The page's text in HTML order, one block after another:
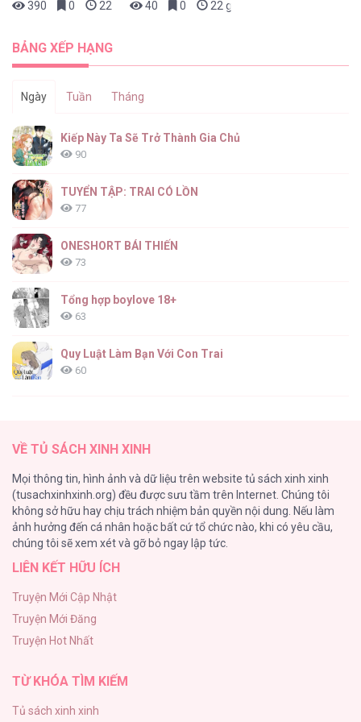
Chap 38
Chap 37
Chap 36
Chap 35
Công Việc Làm Thêm Hàng Ngày [...] –
Chap 34
390
0 22 giờ trước
40
0 22 giờ trước
BẢNG XẾP HẠNG
Ngày Tuần Tháng
Kiếp Này Ta Sẽ Trở Thành Gia Chủ
90
TUYỂN TẬP: TRAI CÓ LỒN
77
ONESHORT BÁI THIẾN
73
Tổng hợp boylove 18+
63
Quy Luật Làm Bạn Với Con Trai
60
50
Tuyển Tập Manhwa Ngắn Bạo Dăm
44
CẨN THẬN TRĂNG TRÒN THÁNG 3 ĐẤY
Con Tim Rung Động
41
VỀ TỦ SÁCH XINH XINH
Mọi thông tin, hình ảnh và dữ liệu trên website tủ sách xinh xinh
(tusachxinhxinh.org) đều được sưu tầm trên Internet. Chúng tôi
không sở hữu hay chịu trách nhiệm bản quyền nội dung. Nếu làm
ảnh hưởng đến cá nhân hoặc bất cứ tổ chức nào, khi có yêu cầu,
chúng tôi sẽ xem xét và gỡ bỏ ngay lập tức.
LIÊN KẾT HỮU ÍCH
Truyện Mới Cập Nhật
Truyện Mới Đăng
Truyện Hot Nhất
TỪ KHÓA TÌM KIẾM
Tủ sách xinh xinh